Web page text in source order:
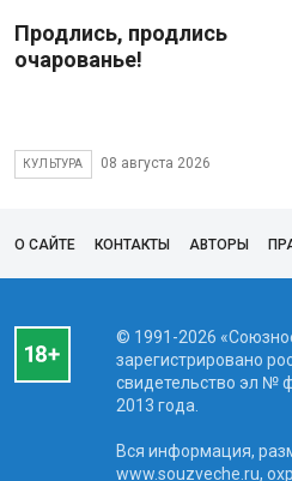
Продлись, продлись
очарованье!
КУЛЬТУРА 08 августа 2026
О САЙТЕ КОНТАКТЫ АВТОРЫ
© 1991-2026
зарегистрировано
свидетельство эл №
2013 года.
Вся информация,
www.souzveche.ru,